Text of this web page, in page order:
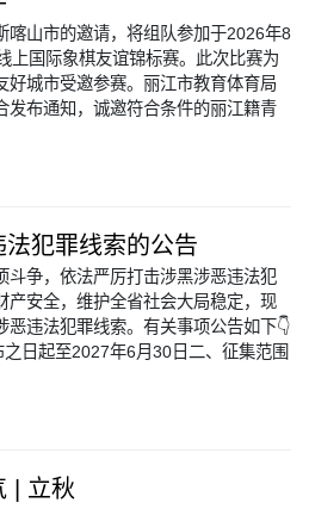
喀山市的邀请，将组队参加于2026年8
上国际象棋友谊锦标赛。此次比赛为
好城市受邀参赛。丽江市教育体育局
发布通知，诚邀符合条件的丽江籍青
犯罪线索的公告
斗争，依法严厉打击涉黑涉恶违法犯
产安全，维护全省社会大局稳定，现
恶违法犯罪线索。有关事项公告如下👇
日起至2027年6月30日二、征集范围
| 立秋